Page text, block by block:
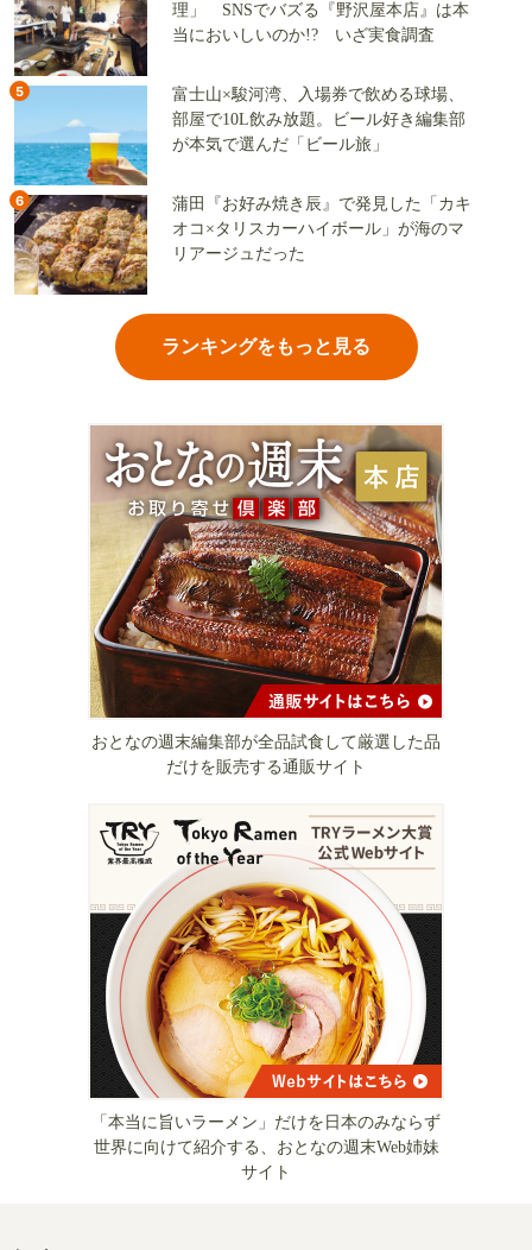
理」 SNSでバズる『野沢屋本店』は本
当においしいのか!? いざ実食調査
5
富士山×駿河湾、入場券で飲める球場、
部屋で10L飲み放題。ビール好き編集部
が本気で選んだ「ビール旅」
6
蒲田『お好み焼き辰』で発見した「カキ
オコ×タリスカーハイボール」が海のマ
リアージュだった
ランキングをもっと見る
おとなの週末編集部が全品試食して厳選した品
だけを販売する通販サイト
「本当に旨いラーメン」だけを日本のみならず
世界に向けて紹介する、おとなの週末Web姉妹
サイト